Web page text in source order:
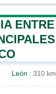
León : 310 km